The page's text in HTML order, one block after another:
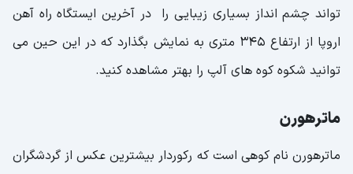
تواند چشم انداز بسیاری زیبایی را در آخرین ایستگاه راه آهن
اروپا از ارتفاع 345 متری به نمایش بگذارد که در این حین می
توانید شکوه کوه های آلپ را بهتر مشاهده کنید.
ماترهورن
ماترهورن نام کوهی است که رکوردار بیشترین عکس از گردشگران